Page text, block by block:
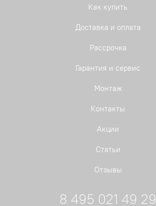
Как купить
Доставка и оплата
Рассрочка
Гарантия и сервис
Монтаж
Контакты
Акции
Статьи
Отзывы
8 495 021 49 29